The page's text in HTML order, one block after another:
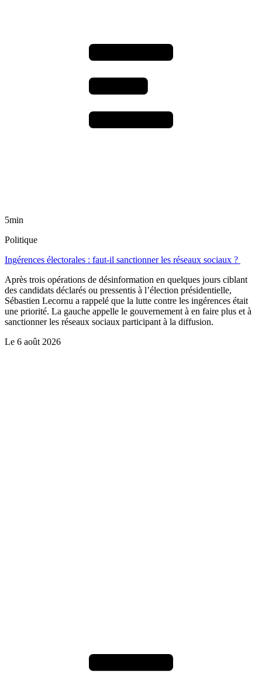
5min
Politique
Ingérences électorales : faut-il sanctionner les réseaux sociaux ?
Après trois opérations de désinformation en quelques jours ciblant
des candidats déclarés ou pressentis à l’élection présidentielle,
Sébastien Lecornu a rappelé que la lutte contre les ingérences était
une priorité. La gauche appelle le gouvernement à en faire plus et à
sanctionner les réseaux sociaux participant à la diffusion.
Le 6 août 2026